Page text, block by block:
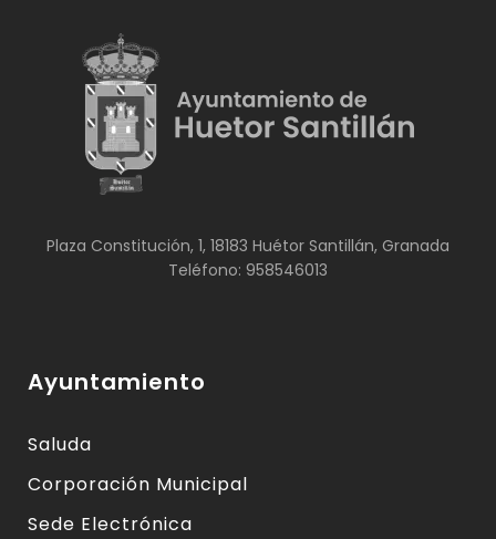
Plaza Constitución, 1, 18183 Huétor Santillán, Granada
Teléfono: 958546013
Ayuntamiento
Saluda
Corporación Municipal
Sede Electrónica